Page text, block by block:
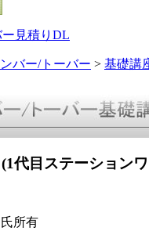
バー/トーバー > 基礎講
代目ステーション
所有